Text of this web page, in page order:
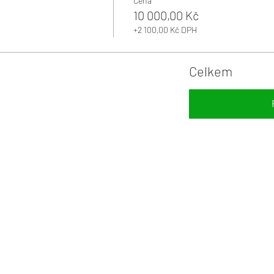
10 000,00 Kč
+2 100,00 Kč DPH
Celkem